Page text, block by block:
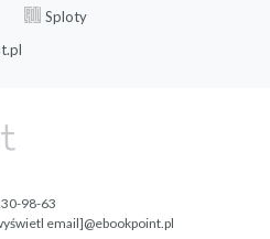
Sploty
98-63
email]@ebookpoint.pl